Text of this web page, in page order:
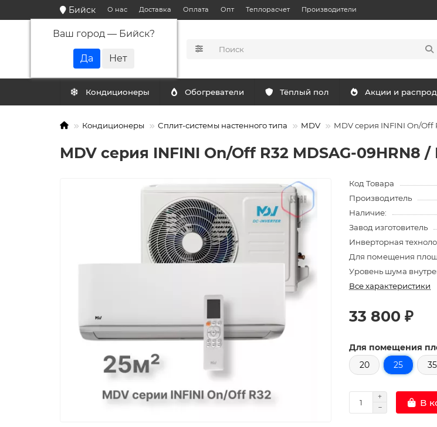
Бийск
Ваш город — Бийск?
О нас Доставка Оплата Опт Теплорасчет Производители
Кондиционеры Обогреватели Тёплый пол Акции и
Кондиционеры Сплит-системы настенного типа MDV MDV серия INFINI On/Off
MDV серия INFINI On/Off R32 MDSAG-09HRN8 /
Код Товара
Производитель
Наличие:
Завод изготовитель
Инверторная
Для помещения
Уровень шума
Все характеристики
33 800 ₽
Для помещения
20
25 35
В